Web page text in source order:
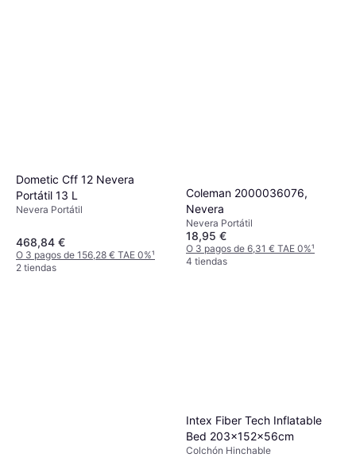
Dometic Cff 12 Nevera
Portátil 13 L
Nevera Portátil
468,84 €
O 3 pagos de 156,28 € TAE 0%¹
2 tiendas
Coleman 2000036076,
Nevera
Nevera Portátil
18,95 €
O 3 pagos de 6,31 € TAE 0%¹
4 tiendas
Intex Fiber Tech Inflatable
Bed 203x152x56cm
Colchón Hinchable